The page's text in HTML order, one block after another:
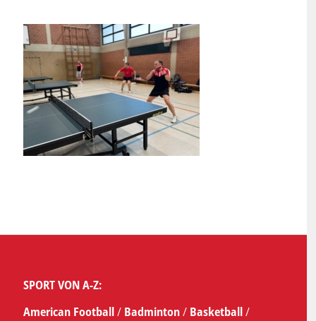
SPORT VON A-Z:
American Football/ Badminton/ Basketball/